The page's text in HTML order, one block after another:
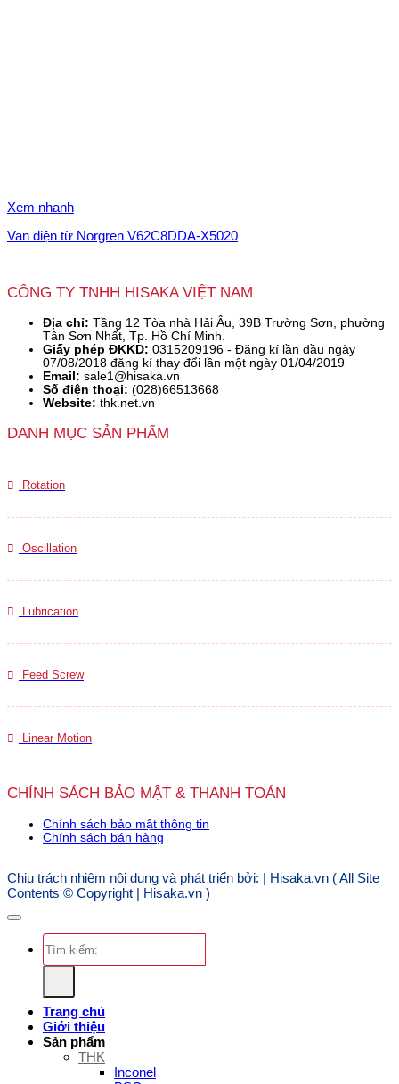
Xem nhanh
Van điện từ Norgren V62C8DDA-X5020
CÔNG TY TNHH HISAKA VIỆT NAM
Địa chỉ: Tầng 12 Tòa nhà Hải Âu, 39B Trường Sơn, phường
Tân Sơn Nhất, Tp. Hồ Chí Minh.
Giấy phép ĐKKD: 0315209196 - Đăng kí lần đầu ngày
07/08/2018 đăng kí thay đổi lần một ngày 01/04/2019
Email: sale1@hisaka.vn
Số điện thoại: (028)66513668
Website: thk.net.vn
DANH MỤC SẢN PHẨM
Rotation
Oscillation
Lubrication
Feed Screw
Linear Motion
CHÍNH SÁCH BẢO MẬT & THANH TOÁN
Chính sách bảo mật thông tin
Chính sách bán hàng
Chịu trách nhiệm nội dung và phát triển bởi: | Hisaka.vn ( All Site
Contents © Copyright | Hisaka.vn )
Tìm
kiếm:
Trang chủ
Giới thiệu
Sản phẩm
THK
Inconel